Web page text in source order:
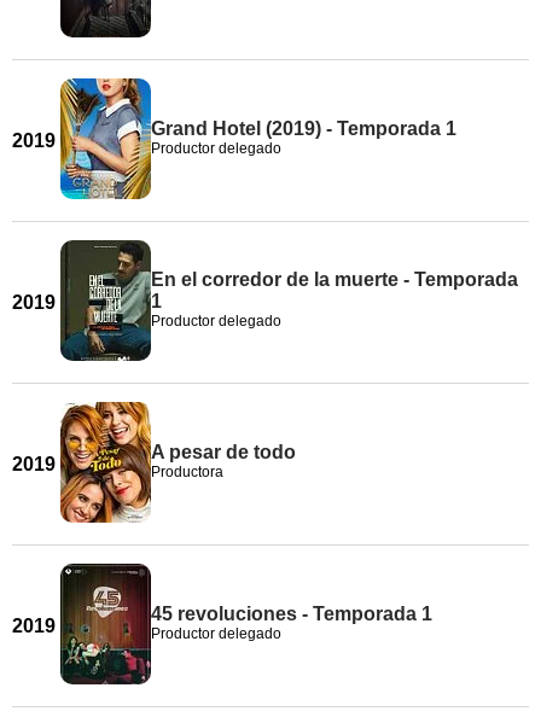
2019
Grand Hotel (2019) - Temporada 1
Productor delegado
2019
En el corredor de la muerte - Temporada
1
Productor delegado
2019
A pesar de todo
Productora
2019
45 revoluciones - Temporada 1
Productor delegado